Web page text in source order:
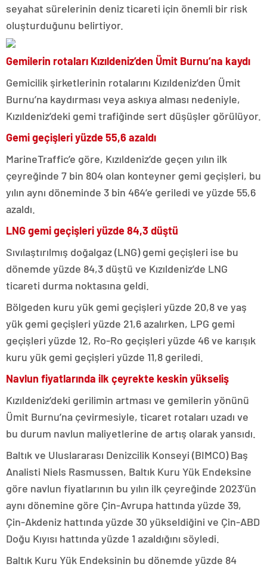
seyahat sürelerinin deniz ticareti için önemli bir risk
oluşturduğunu belirtiyor.
Gemilerin rotaları Kızıldeniz’den Ümit Burnu’na kaydı
Gemicilik şirketlerinin rotalarını Kızıldeniz’den Ümit
Burnu’na kaydırması veya askıya alması nedeniyle,
Kızıldeniz’deki gemi trafiğinde sert düşüşler görülüyor.
Gemi geçişleri yüzde 55,6 azaldı
MarineTraffic’e göre, Kızıldeniz’de geçen yılın ilk
çeyreğinde 7 bin 804 olan konteyner gemi geçişleri, bu
yılın aynı döneminde 3 bin 464’e geriledi ve yüzde 55,6
azaldı.
LNG gemi geçişleri yüzde 84,3 düştü
Sıvılaştırılmış doğalgaz (LNG) gemi geçişleri ise bu
dönemde yüzde 84,3 düştü ve Kızıldeniz’de LNG
ticareti durma noktasına geldi.
Bölgeden kuru yük gemi geçişleri yüzde 20,8 ve yaş
yük gemi geçişleri yüzde 21,6 azalırken, LPG gemi
geçişleri yüzde 12, Ro-Ro geçişleri yüzde 46 ve karışık
kuru yük gemi geçişleri yüzde 11,8 geriledi.
Navlun fiyatlarında ilk çeyrekte keskin yükseliş
Kızıldeniz’deki gerilimin artması ve gemilerin yönünü
Ümit Burnu’na çevirmesiyle, ticaret rotaları uzadı ve
bu durum navlun maliyetlerine de artış olarak yansıdı.
Baltık ve Uluslararası Denizcilik Konseyi (BIMCO) Baş
Analisti Niels Rasmussen, Baltık Kuru Yük Endeksine
göre navlun fiyatlarının bu yılın ilk çeyreğinde 2023’ün
aynı dönemine göre Çin-Avrupa hattında yüzde 39,
Çin-Akdeniz hattında yüzde 30 yükseldiğini ve Çin-ABD
Doğu Kıyısı hattında yüzde 1 azaldığını söyledi.
Baltık Kuru Yük Endeksinin bu dönemde yüzde 84